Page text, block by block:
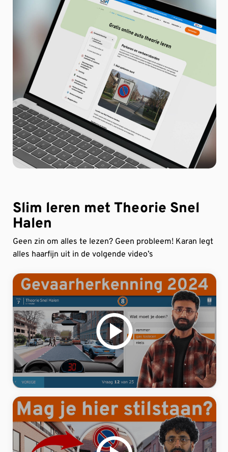
Slim leren met Theorie Snel
Halen
Geen zin om alles te lezen? Geen probleem! Karan legt
alles haarfijn uit in de volgende video’s